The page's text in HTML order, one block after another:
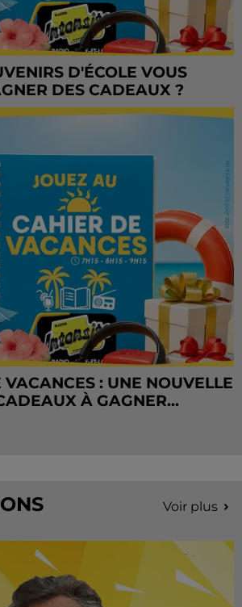
D'ÉCOLE VOUS
DES CADEAUX ?
VACANCES : UNE NOUVELLE
À GAGNER...
Voir plus